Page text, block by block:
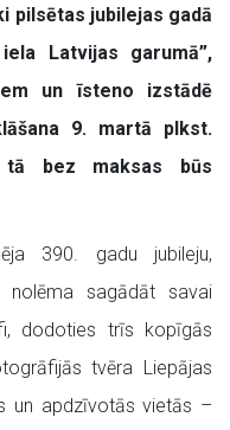
pilsētas jubilejas gadā
Latvijas garumā”,
un īsteno izstādē
9. martā plkst.
tā bez maksas būs
390. gadu jubileju,
nolēma sagādāt savai
dodoties trīs kopīgās
tvēra Liepājas
un apdzīvotās vietās –